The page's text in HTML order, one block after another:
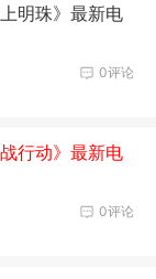
明珠》最新电
0评论
行动》最新电
0评论